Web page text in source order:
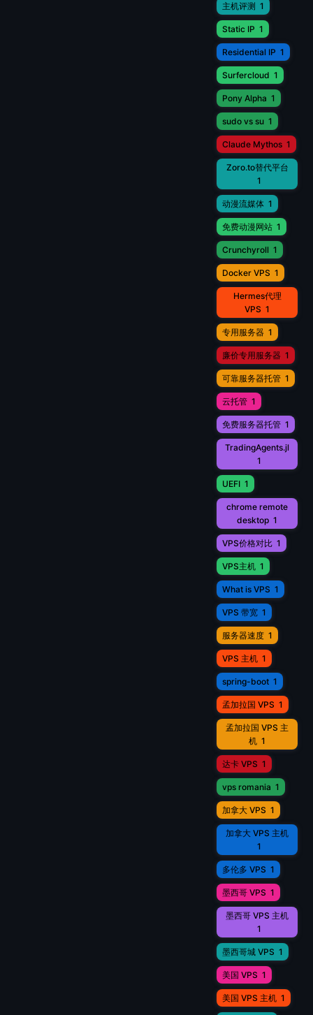
主机评测 1
Static IP 1
Residential IP 1
Surfercloud 1
Pony Alpha 1
sudo vs su 1
Claude Mythos 1
Zoro.to替代平台
1
动漫流媒体 1
免费动漫网站 1
Crunchyroll 1
Docker VPS 1
Hermes代理
VPS 1
专用服务器 1
廉价专用服务器 1
可靠服务器托管 1
云托管 1
免费服务器托管 1
TradingAgents.jl
1
UEFI 1
chrome remote
desktop 1
VPS价格对比 1
VPS主机 1
What is VPS 1
VPS 带宽 1
服务器速度 1
VPS 主机 1
spring-boot 1
孟加拉国 VPS 1
孟加拉国 VPS 主
机 1
达卡 VPS 1
vps romania 1
加拿大 VPS 1
加拿大 VPS 主机
1
多伦多 VPS 1
墨西哥 VPS 1
墨西哥 VPS 主机
1
墨西哥城 VPS 1
美国 VPS 1
美国 VPS 主机 1